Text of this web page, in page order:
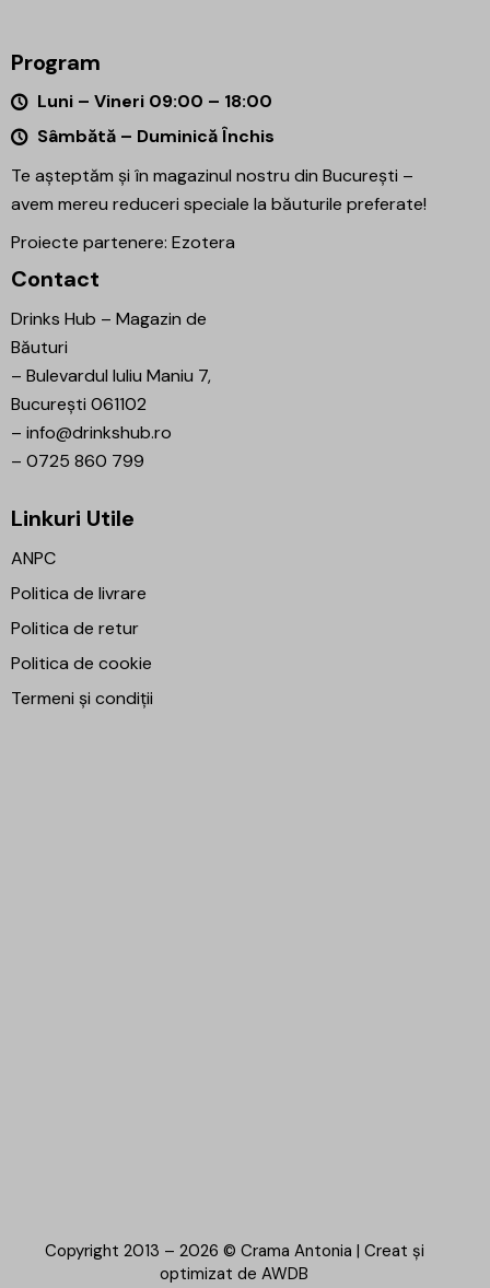
Program
Luni – Vineri 09:00 – 18:00
Sâmbătă – Duminică Închis
Te așteptăm și în magazinul nostru din București –
avem mereu reduceri speciale la băuturile preferate!
Proiecte partenere: Ezotera
Contact
Drinks Hub – Magazin de
Băuturi
– Bulevardul Iuliu Maniu 7,
București 061102
– info@drinkshub.ro
– 0725 860 799
Linkuri Utile
ANPC
Politica de livrare
Politica de retur
Politica de cookie
Termeni și condiții
Copyright 2013 – 2026 © Crama Antonia | Creat și
optimizat de AWDB